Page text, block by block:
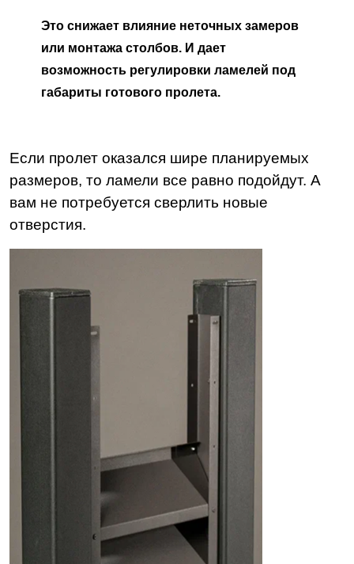
Это снижает влияние неточных замеров
или монтажа столбов. И дает
возможность регулировки ламелей под
габариты готового пролета.
Если пролет оказался шире планируемых
размеров, то ламели все равно подойдут. А
вам не потребуется сверлить новые
отверстия.